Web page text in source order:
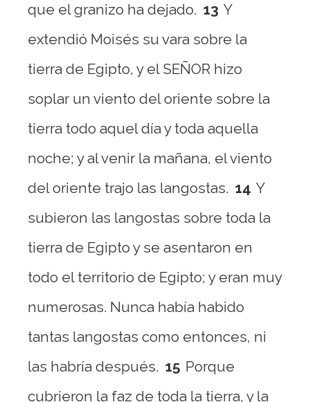
que el granizo ha dejado. 13 Y
extendió Moisés su vara sobre la
tierra de Egipto, y el SEÑOR hizo
soplar un viento del oriente sobre la
tierra todo aquel día y toda aquella
noche; y al venir la mañana, el viento
del oriente trajo las langostas. 14 Y
subieron las langostas sobre toda la
tierra de Egipto y se asentaron en
todo el territorio de Egipto; y eran muy
numerosas. Nunca había habido
tantas langostas como entonces, ni
las habría después. 15 Porque
cubrieron la faz de toda la tierra, y la